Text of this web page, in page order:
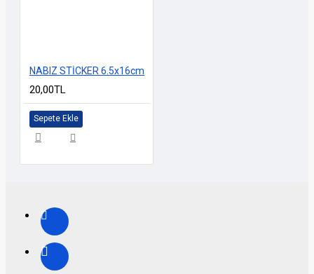
NABIZ STİCKER 6.5x16cm
20,00TL
Sepete Ekle